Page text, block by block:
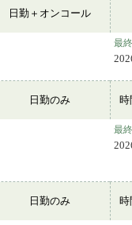
日勤＋オンコール
最
日勤のみ 時
最
日勤のみ 時